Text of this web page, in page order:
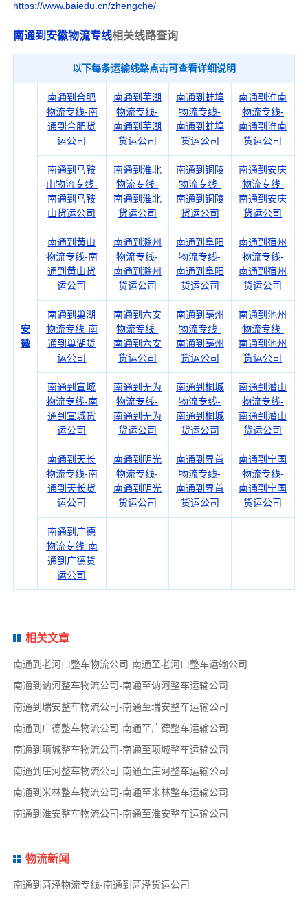
https://www.baiedu.cn/zhengche/
南通到安徽物流专线相关线路查询
以下每条运输线路点击可查看详细说明
安
徽
南通到合肥
物流专线-南
通到合肥货
运公司
南通到芜湖
物流专线-
南通到芜湖
货运公司
南通到蚌埠
物流专线-
南通到蚌埠
货运公司
南通到淮南
物流专线-
南通到淮南
货运公司
南通到马鞍
山物流专线-
南通到马鞍
山货运公司
南通到淮北
物流专线-
南通到淮北
货运公司
南通到铜陵
物流专线-
南通到铜陵
货运公司
南通到安庆
物流专线-
南通到安庆
货运公司
南通到黄山
物流专线-南
通到黄山货
运公司
南通到滁州
物流专线-
南通到滁州
货运公司
南通到阜阳
物流专线-
南通到阜阳
货运公司
南通到宿州
物流专线-
南通到宿州
货运公司
南通到巢湖
物流专线-南
通到巢湖货
运公司
南通到六安
物流专线-
南通到六安
货运公司
南通到亳州
物流专线-
南通到亳州
货运公司
南通到池州
物流专线-
南通到池州
货运公司
南通到宣城
物流专线-南
通到宣城货
运公司
南通到无为
物流专线-
南通到无为
货运公司
南通到桐城
物流专线-
南通到桐城
货运公司
南通到潜山
物流专线-
南通到潜山
货运公司
南通到天长
物流专线-南
通到天长货
运公司
南通到明光
物流专线-
南通到明光
货运公司
南通到界首
物流专线-
南通到界首
货运公司
南通到宁国
物流专线-
南通到宁国
货运公司
南通到广德
物流专线-南
通到广德货
运公司
相关文章
南通到老河口整车物流公司-南通至老河口整车运输公司
南通到讷河整车物流公司-南通至讷河整车运输公司
南通到瑞安整车物流公司-南通至瑞安整车运输公司
南通到广德整车物流公司-南通至广德整车运输公司
南通到项城整车物流公司-南通至项城整车运输公司
南通到庄河整车物流公司-南通至庄河整车运输公司
南通到米林整车物流公司-南通至米林整车运输公司
南通到淮安整车物流公司-南通至淮安整车运输公司
物流新闻
南通到菏泽物流专线-南通到菏泽货运公司